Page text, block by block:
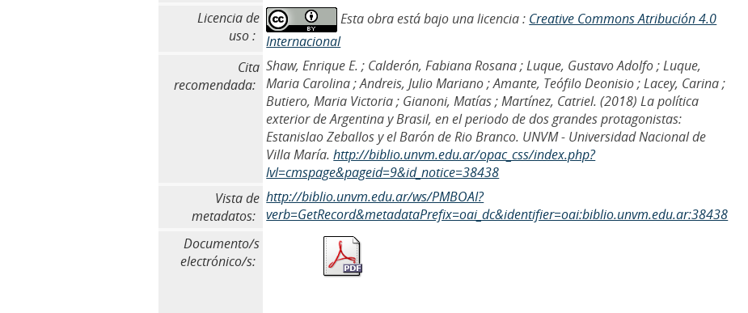
Licencia de
uso :
Esta obra está bajo una licencia : Creative Commons Atribución 4.0
Internacional
Cita
recomendada:
Shaw, Enrique E. ; Calderón, Fabiana Rosana ; Luque, Gustavo Adolfo ; Luque,
Maria Carolina ; Andreis, Julio Mariano ; Amante, Teófilo Deonisio ; Lacey, Carina ;
Butiero, Maria Victoria ; Gianoni, Matías ; Martínez, Catriel. (2018) La política
exterior de Argentina y Brasil, en el periodo de dos grandes protagonistas:
Estanislao Zeballos y el Barón de Rio Branco. UNVM - Universidad Nacional de
Villa María.http://biblio.unvm.edu.ar/opac_css/index.php?
lvl=cmspage&pageid=9&id_notice=38438
Vista de
metadatos:
http://biblio.unvm.edu.ar/ws/PMBOAI?
verb=GetRecord&metadataPrefix=oai_dc&identifier=oai:biblio.unvm.edu.ar:38438
Documento/s
electrónico/s: